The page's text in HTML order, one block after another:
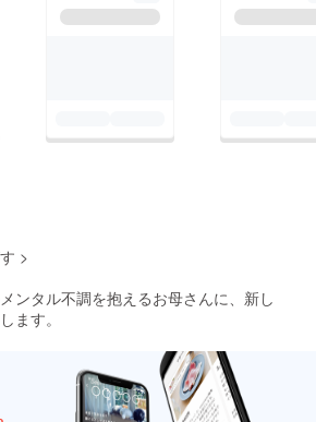
>
ンタル不調を抱えるお母さんに、新し
ます。